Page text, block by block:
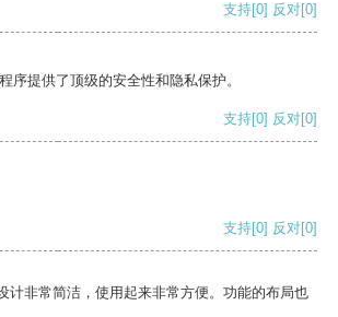
支持[0] 反对[0]
序提供了顶级的安全性和隐私保护。
支持[0] 反对[0]
支持[0] 反对[0]
计非常简洁，使用起来非常方便。功能的布局也